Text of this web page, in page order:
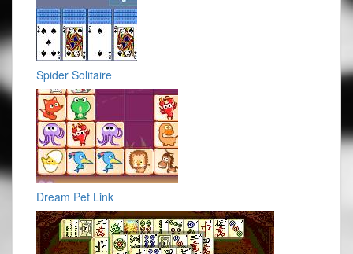
Spider Solitaire
Dream Pet Link